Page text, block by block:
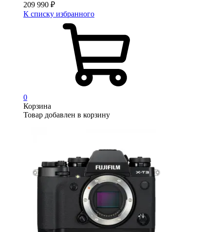
209 990 ₽
К списку избранного
0
Корзина
Товар добавлен в корзину